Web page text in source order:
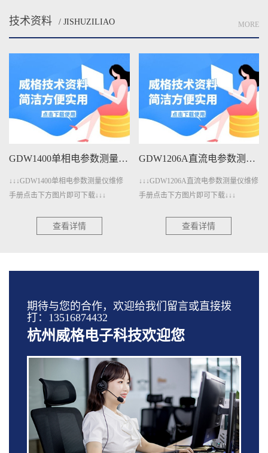
技术资料 / JISHUZILIAO MORE
GDW1206A直流电参数测量仪维修手册下载
↓↓↓GDW1206A直流电参数测量仪维修
手册点击下方图片即可下载↓↓↓
查看详情
GDW401A变压器测量仪维修手册下载
↓↓↓GDW401A变压器测量仪维修手册
点击下方图片即可下载↓↓↓
查看详情
期待与您的合作，欢迎给我们留言或直接拨
打：13516874432
杭州威格电子科技欢迎您